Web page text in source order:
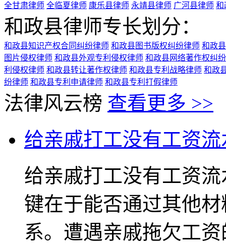
全甘肃律师 全临夏律师 康乐县律师 永靖县律师 广河县律师 和
和政县律师专长划分：
和政县知识产权合同纠纷律师 和政县图书版权纠纷律师 和政
图片侵权律师 和政县外观专利侵权律师 和政县网络著作权纠
利侵权律师 和政县转让著作权律师 和政县专利战略律师 和政
纷律师 和政县专利申请律师 和政县专利打假律师
法律风云榜 查看更多 >>
给亲戚打工没有工资
给亲戚打工没有工资
键在于能否通过其他
系。遭遇亲戚拖欠工